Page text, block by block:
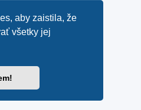
aby zaistila, že
všetky jej